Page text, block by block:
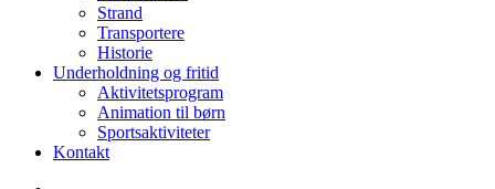
Strand
Transportere
Historie
Underholdning og fritid
Aktivitetsprogram
Animation til børn
Sportsaktiviteter
Kontakt